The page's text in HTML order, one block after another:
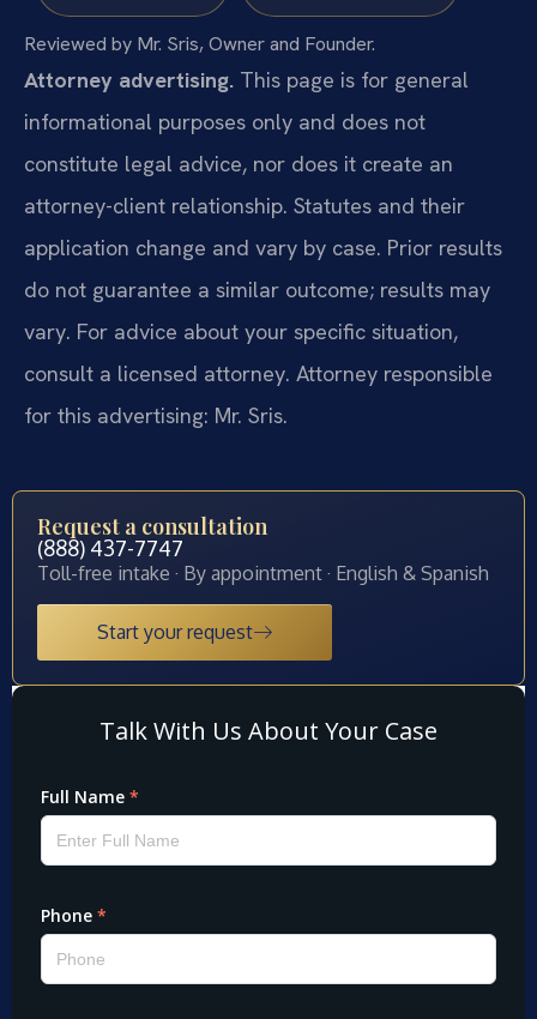
Reviewed by Mr. Sris, Owner and Founder.
Attorney advertising. This page is for general
informational purposes only and does not
constitute legal advice, nor does it create an
attorney-client relationship. Statutes and their
application change and vary by case. Prior results
do not guarantee a similar outcome; results may
vary. For advice about your specific situation,
consult a licensed attorney. Attorney responsible
for this advertising: Mr. Sris.
Request a consultation
(888) 437-7747
Toll-free intake · By appointment · English & Spanish
Start your request